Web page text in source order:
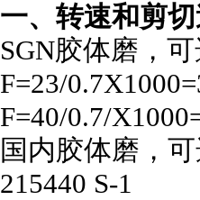
一、转速和剪切
SGN胶体磨，
F=23/
F=40/0.7/
国内胶体磨，
215440 S-1